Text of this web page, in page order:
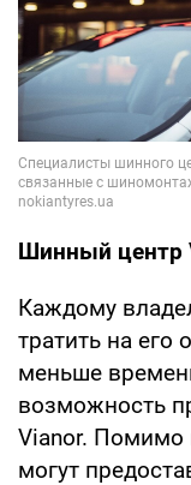
Шинный центр
Каждому
тратить на
меньше
возможность
Vianor. Помимо
могут